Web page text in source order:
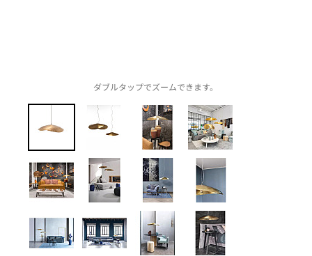
ダブルタップでズームできます。